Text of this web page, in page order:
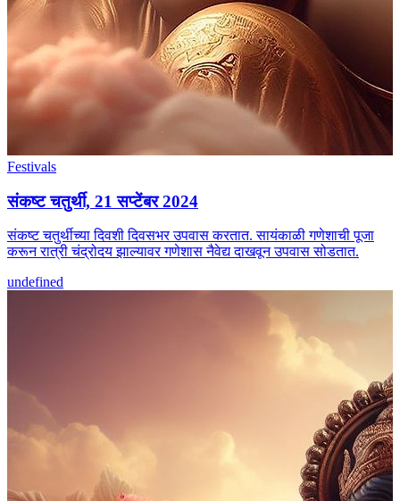
Festivals
संकष्ट चतुर्थी, 21 सप्टेंबर 2024
संकष्ट चतुर्थीच्या दिवशी दिवसभर उपवास करतात. सायंकाळी गणेशाची पूजा
करून रात्री चंद्रोदय झाल्यावर गणेशास नैवेद्य दाखवून उपवास सोडतात.
undefined